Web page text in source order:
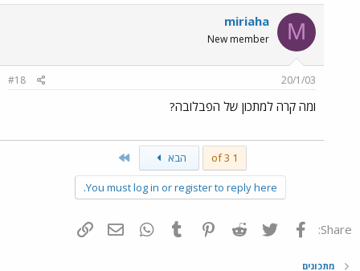
M
miriaha
New member
20/1/03
#18
ומה קרה למתכון של הפבלובה?
1 of 3 הבא
You must log in or register to reply here.
Share: פייסבוק Twitter
Reddit
Pinterest
Tumblr
WhatsAppדואר אלקטרוני
מתכונים